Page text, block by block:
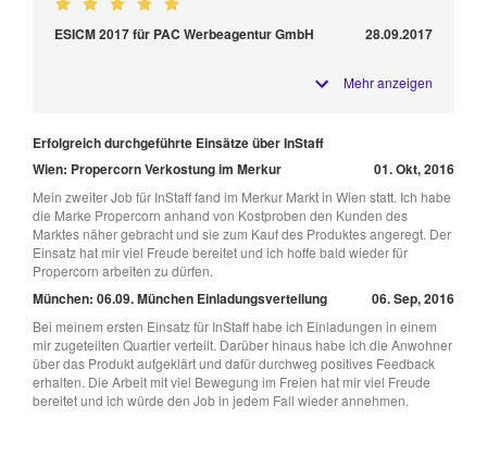
ESICM 2017 für PAC Werbeagentur GmbH 28.09.2017
Mehr anzeigen
Erfolgreich durchgeführte Einsätze über InStaff
Wien: Propercorn Verkostung im Merkur
01. Okt, 2016
Mein zweiter Job für InStaff fand im Merkur Markt in Wien statt. Ich habe
die Marke Propercorn anhand von Kostproben den Kunden des
Marktes näher gebracht und sie zum Kauf des Produktes angeregt. Der
Einsatz hat mir viel Freude bereitet und ich hoffe bald wieder für
Propercorn arbeiten zu dürfen.
München: 06.09. München Einladungsverteilung 06. Sep, 2016
Bei meinem ersten Einsatz für InStaff habe ich Einladungen in einem
mir zugeteilten Quartier verteilt. Darüber hinaus habe ich die Anwohner
über das Produkt aufgeklärt und dafür durchweg positives Feedback
erhalten. Die Arbeit mit viel Bewegung im Freien hat mir viel Freude
bereitet und ich würde den Job in jedem Fall wieder annehmen.